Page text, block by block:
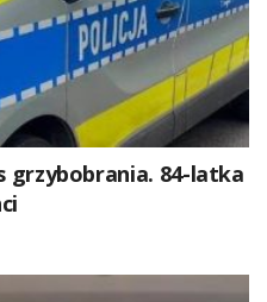
grzybobrania. 84-latka